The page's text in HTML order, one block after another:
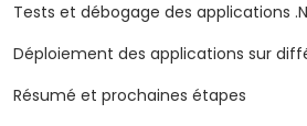
Tests et débogage des applications
Déploiement des applications sur
Résumé et prochaines étapes